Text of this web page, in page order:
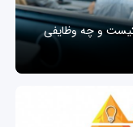
و چه وظایفی